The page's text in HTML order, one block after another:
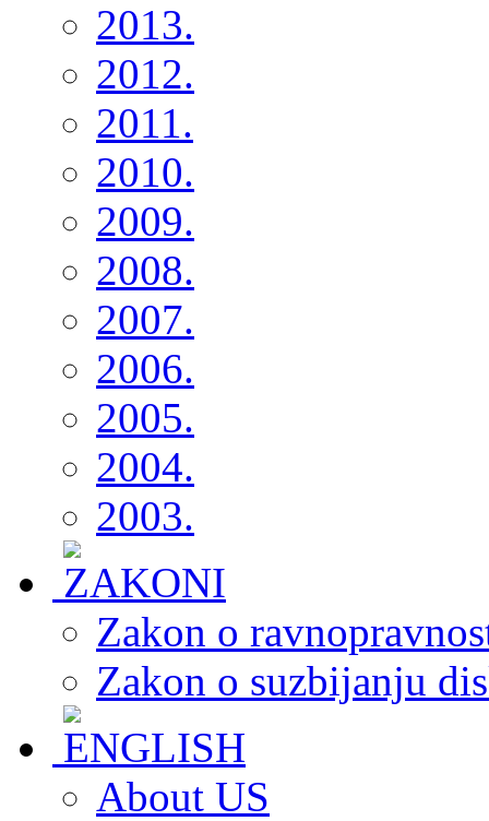
2013.
2012.
2011.
2010.
2009.
2008.
2007.
2006.
2005.
2004.
2003.
Zakon o
Zakon o suzbijanju
About US